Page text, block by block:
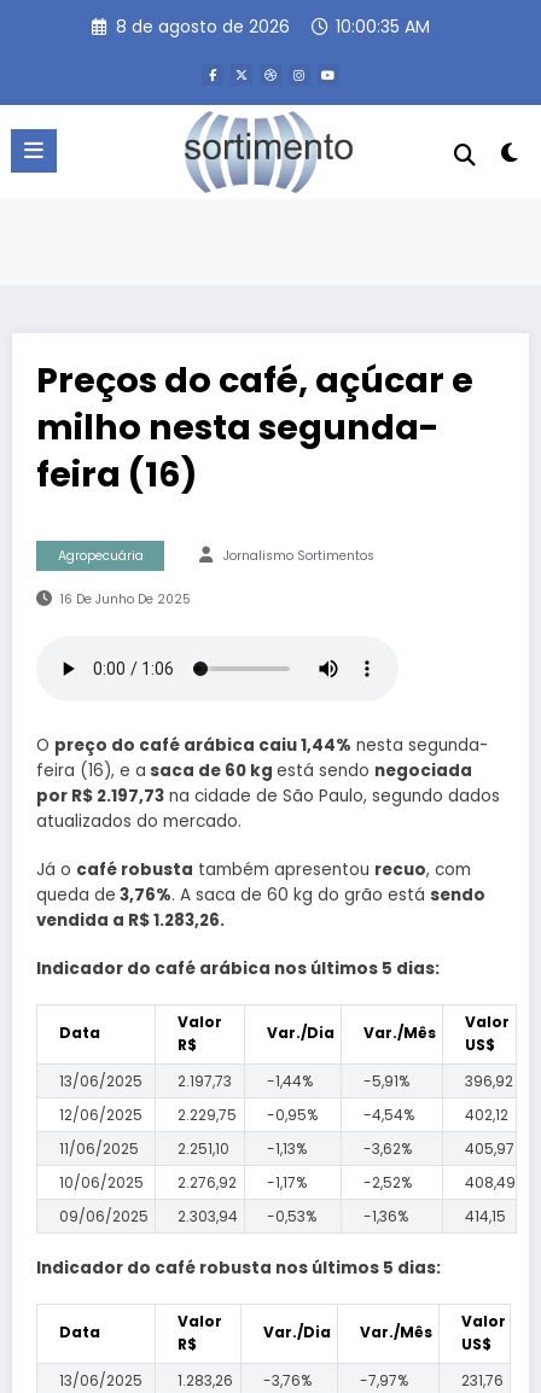
8 de agosto de 2026 10:00:35 AM
Preços do café, açúcar e
milho nesta segunda-
feira (16)
Agropecuária Jornalismo Sortimentos
16 De Junho De 2025
O preço do café arábica caiu 1,44% nesta segunda-
feira (16), e a saca de 60 kg está sendo negociada
por R$ 2.197,73 na cidade de São Paulo, segundo dados
atualizados do mercado.
Já o café robusta também apresentou recuo, com
queda de 3,76%. A saca de 60 kg do grão está sendo
vendida a R$ 1.283,26.
Indicador do café arábica nos últimos 5 dias:
Data
Valor
R$
Var./Dia Var./Mês
Valor
US$
13/06/2025
2.197,73 -1,44% -5,91%
396,92
12/06/2025
2.229,75 -0,95% -4,54%
402,12
11/06/2025
2.251,10 -1,13% -3,62%
405,97
10/06/2025
2.276,92 -1,17% -2,52%
408,49
09/06/2025
2.303,94 -0,53% -1,36% 414,15
Indicador do café robusta nos últimos 5 dias:
Data
Valor
R$
Var./Dia Var./Mês
Valor
US$
13/06/2025
1.283,26 -3,76% -7,97%
231,76